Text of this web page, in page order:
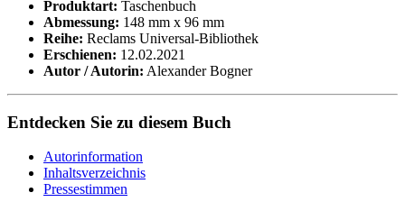
Produktart: Taschenbuch
Abmessung: 148 mm x 96 mm
Reihe: Reclams Universal-Bibliothek
Erschienen: 12.02.2021
Autor / Autorin: Alexander Bogner
Entdecken Sie zu diesem Buch
Autorinformation
Inhaltsverzeichnis
Pressestimmen